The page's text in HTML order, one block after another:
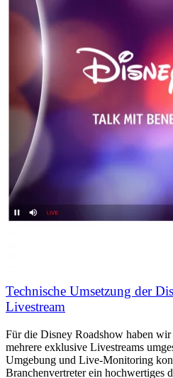
Technische Umsetzung der
Livestream
Für die Disney Roadshow haben
mehrere exklusive Livestreams
Umgebung und Live-Monitoring
Branchenvertreter ein hochwertiges